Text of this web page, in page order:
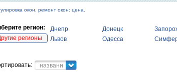
окон, ремонт окон: цена.
регион:
регионы
Днепр Донецк
Львов
Одесса
название